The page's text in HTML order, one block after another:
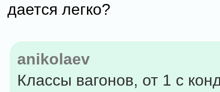
дается легко?
anikolaev
Классы вагонов, от 1 с